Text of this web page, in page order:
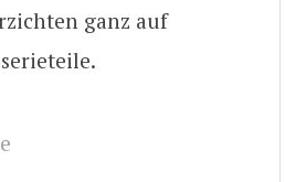
ganz auf